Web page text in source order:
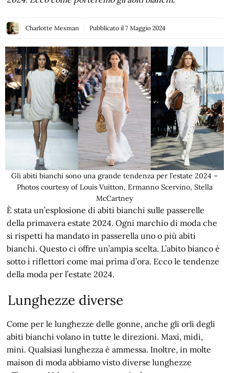
Charlotte Mesman Pubblicato il 7 Maggio 2024
Gli abiti bianchi sono una grande tendenza per l’estate 2024 –
Photos courtesy of Louis Vuitton, Ermanno Scervino, Stella
McCartney
È stata un’esplosione di abiti bianchi sulle passerelle
della primavera estate 2024. Ogni marchio di moda che
si rispetti ha mandato in passerella uno o più abiti
bianchi. Questo ci offre un’ampia scelta. L’abito bianco è
sotto i riflettori come mai prima d’ora. Ecco le tendenze
della moda per l’estate 2024.
Lunghezze diverse
Come per le lunghezze delle gonne, anche gli orli degli
abiti bianchi volano in tutte le direzioni. Maxi, midi,
mini. Qualsiasi lunghezza è ammessa. Inoltre, in molte
maison di moda abbiamo visto diverse lunghezze